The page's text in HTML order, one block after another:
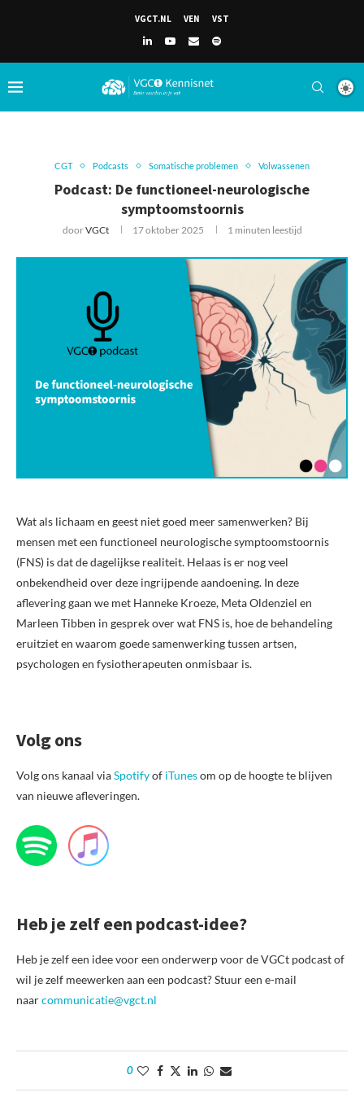
VGCT.NL VEN VST
CGT Podcasts Somatische problemen Volwassenen
Podcast: De functioneel-neurologische
symptoomstoornis
doorVGCt 17 oktober 2025 1 minuten leestijd
Wat als lichaam en geest niet goed meer samenwerken? Bij
mensen met een functioneel neurologische symptoomstoornis
(FNS) is dat de dagelijkse realiteit. Helaas is er nog veel
onbekendheid over deze ingrijpende aandoening. In deze
aflevering gaan we met Hanneke Kroeze, Meta Oldenziel en
Marleen Tibben in gesprek over wat FNS is, hoe de behandeling
eruitziet en waarom goede samenwerking tussen artsen,
psychologen en fysiotherapeuten onmisbaar is.
Volg ons
Volg ons kanaal viaSpotifyof iTunesom op de hoogte te blijven
van nieuwe afleveringen.
Heb je zelf een podcast-idee?
Heb je zelf een idee voor een onderwerp voor de VGCt podcast of
wil je zelf meewerken aan een podcast? Stuur een e-mail
naarcommunicatie@vgct.nl
0